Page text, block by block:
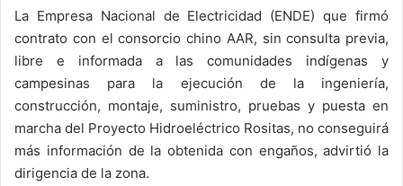
La Empresa Nacional de Electricidad (ENDE) que firmó
contrato con el consorcio chino AAR, sin consulta previa,
libre e informada a las comunidades indígenas y
campesinas para la ejecución de la ingeniería,
construcción, montaje, suministro, pruebas y puesta en
marcha del Proyecto Hidroeléctrico Rositas, no conseguirá
más información de la obtenida con engaños, advirtió la
dirigencia de la zona.